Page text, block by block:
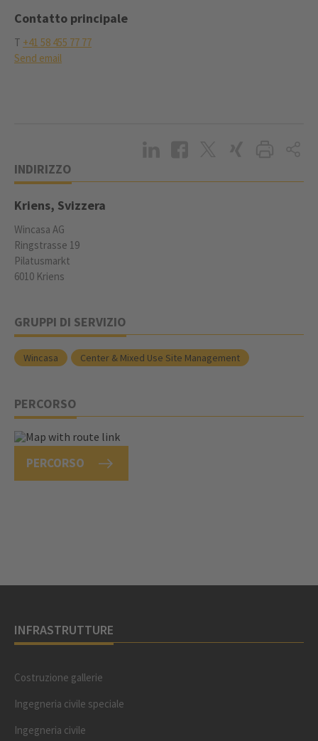
Contatto principale
T +41 58 455 77 77
Send email
INDIRIZZO
Kriens, Svizzera
Wincasa AG
Ringstrasse 19
Pilatusmarkt
6010 Kriens
GRUPPI DI SERVIZIO
Wincasa Center & Mixed Use Site Management
PERCORSO
PERCORSO
INFRASTRUTTURE
Costruzione gallerie
Ingegneria civile speciale
Ingegneria civile